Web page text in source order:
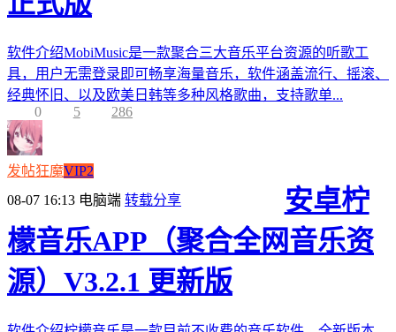
软件介绍MobiMusic是一款聚合三大音乐平台资源的听歌工
具，用户无需登录即可畅享海量音乐，软件涵盖流行、摇滚、
经典怀旧、以及欧美日韩等多种风格歌曲，支持歌单...
0
5 286
发帖狂魔VIP2
08-07 16:13 电脑端 转载分享
安卓柠
檬音乐APP（聚合全网音乐资
源）V3.2.1 更新版